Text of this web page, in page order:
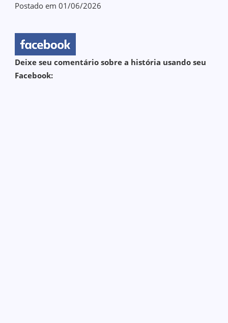
Postado em 01/06/2026
Deixe seu comentário sobre a história usando seu
Facebook: